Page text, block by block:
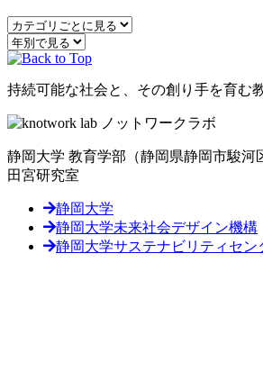
持続可能な社会と、その創り手を育む
静岡大学 教育学部 （静岡県静岡市駿河
田宮研究室
静岡大学
静岡大学未来社会デザイン機構
静岡大学サステナビリティセン